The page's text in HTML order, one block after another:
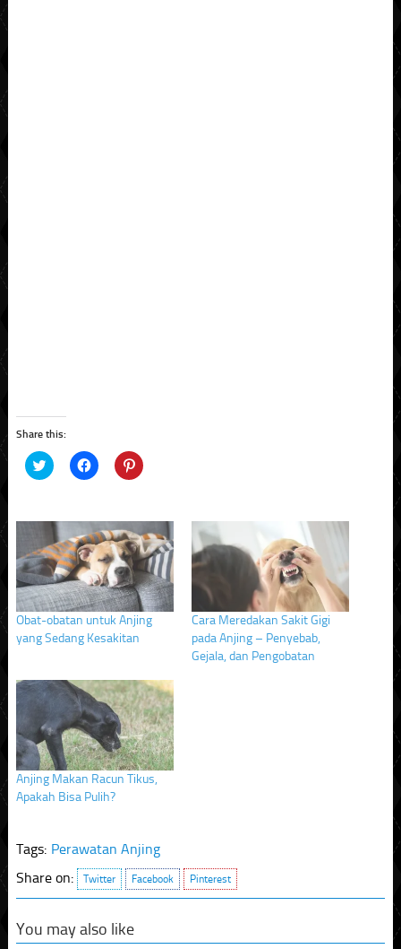
Share this:
Click
to
(Opens
in
new
window)
Click
to
(Opens
in
new
window)
Click
to
(Opens
in
new
window)
Obat-obatan untuk Anjing
yang Sedang Kesakitan
Cara Meredakan Sakit Gigi
pada Anjing – Penyebab,
Gejala, dan Pengobatan
Anjing Makan Racun Tikus,
Apakah Bisa Pulih?
Tags: Perawatan Anjing
Share on:
Twitter Facebook Pinterest
You may also like